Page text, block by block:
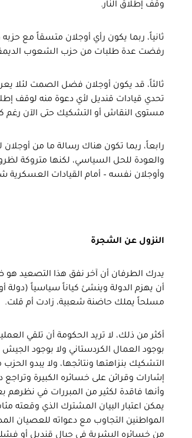
وقف إطلاق النار.
ثانياً، ربما يكون رأي أوجلان متسقاً مع
رفضت عدة طلبات من حزب الشعوب
ثالثاً، قد يكون أوجلان فضل الصمت لئلا
تحدي قيادات قنديل لأي دعوة منه لوقف
مستوى النقاش أو التشكيك حتى الآن رغم
رابعاً، ربما تكون هناك رسالة ما من
والعودة للحل السياسي، لكنها متروكة
وأوجلان نفسه – أمام القيادات العسكرية
النزول عن الشجرة
يدرك الطرفان أن آخر نفق هذا التصعيد
أن يهزم الدولة وينشئ كياناً سياسياً (دولة
مسلحاً يملك حاضنة شعبية، زادت أم قلت.
أكثر من ذلك، لا تريد الحكومة أن تلقي
بوجود العمال الكردستاني ولا بوجود الجيش
التشكيك بنزاهتها ونتائجها، ولا يبدو
إشارات وقرائن على خسائره الكبيرة
وأنها فاقدة لكثير من المبررات في
يمكن اعتبار البيان المشترك الذي وقعته
المواطنين التجاوب مع دعواته للعصيان
من خسائره البشرية في جبال قنديل أو